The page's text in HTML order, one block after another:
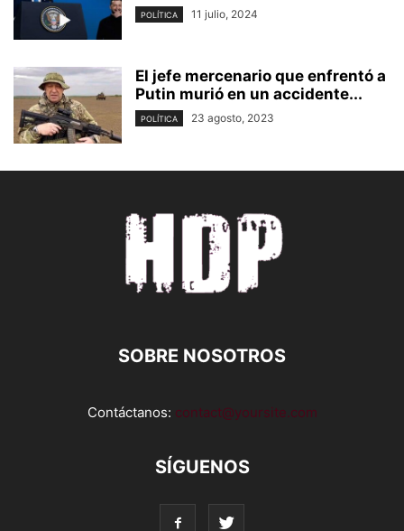
POLÍTICA 11 julio, 2024
El jefe mercenario que enfrentó a
Putin murió en un accidente...
POLÍTICA 23 agosto, 2023
SOBRE NOSOTROS
Contáctanos: contact@yoursite.com
SÍGUENOS